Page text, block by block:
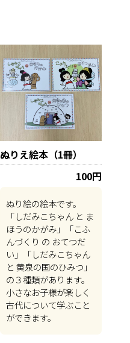
ぬりえ絵本（1冊）
100円
ぬり絵の絵本です。
「しだみこちゃん と ま
ほうのかがみ」「こふ
んづくり の おてつだ
い」「しだみこちゃん
と 黄泉の国のひみつ」
の３種類があります。
小さなお子様が楽しく
古代について学ぶこと
ができます。